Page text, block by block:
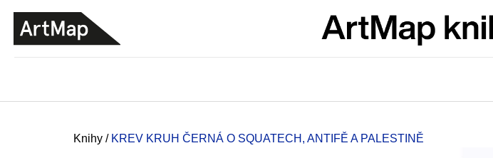
Domů
Knihy / KREV KRUH ČERNÁ O SQUATECH, ANTIFĚ A PALESTINĚ
ZPĚT
DO
OBCHODU
ZPĚT
DO
OBCHODU